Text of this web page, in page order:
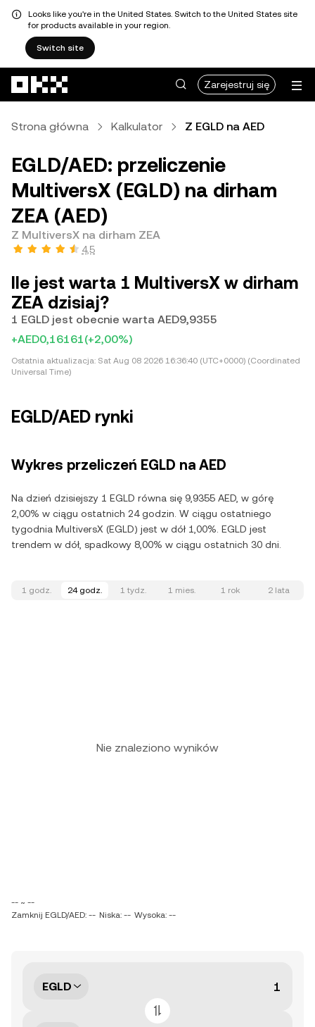
Looks like you're in the United States. Switch to the United States site
for products available in your region.
Switch site
Zarejestruj się
Strona główna Kalkulator Z EGLD na AED
EGLD/AED: przeliczenie
MultiversX (EGLD) na dirham
ZEA (AED)
Z MultiversX na dirham ZEA
4,5
Ile jest warta 1 MultiversX w dirham
ZEA dzisiaj?
1 EGLD jest obecnie warta AED9,9355
+AED0,16161(+2,00%)
Ostatnia aktualizacja: Sat Aug 08 2026 16:36:40 (UTC+0000) (Coordinated
Universal Time)
EGLD/AED rynki
Wykres przeliczeń EGLD na AED
Na dzień dzisiejszy 1 EGLD równa się 9,9355 AED, w górę
2,00% w ciągu ostatnich 24 godzin. W ciągu ostatniego
tygodnia MultiversX (EGLD) jest w dół 1,00%. EGLD jest
trendem w dół, spadkowy 8,00% w ciągu ostatnich 30 dni.
1 godz. 24 godz. 1 tydz. 1 mies. 1 rok 2 lata
Nie znaleziono wyników
-- ~ --
Zamknij EGLD/AED: -- Niska: -- Wysoka: --
EGLD